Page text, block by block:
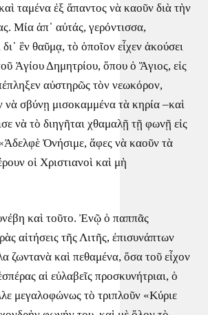
ταμένα ἐξ ἅπαντος νὰ καοῦν διὰ τὴν
Μία ἀπ᾿ αὐτάς, γερόντισσα,
ἓν θαῦμᾳ, τὸ ὁποῖον εἶχεν ἀκούσει
Ἁγίου Δημητρίου, ὅπου ὁ Ἅγιος, εἰς
αὐστηρῶς τὸν νεωκόρον,
νὰ σβύνῃ μισοκαμμένα τὰ κηρία –καὶ
νὰ τὸ διηγῆται χθαμαλῇ τῇ φωνῇ εἰς
Ὀνήσιμε, ἅφες νὰ καοῦν τὰ
οἱ Χριστιανοὶ καὶ μὴ
καὶ τοῦτο. Ἐνῷ ὁ παππᾶς
αἰτήσεις τῆς Λιτῆς, ἐπισυνάπτων
ζωντανὰ καὶ πεθαμένα, ὅσα τοῦ εἶχον
αἱ εὐλαβεῖς προσκυνήτριαι, ὁ
μεγαλοφώνως τὸ τριπλοῦν «Κύριε